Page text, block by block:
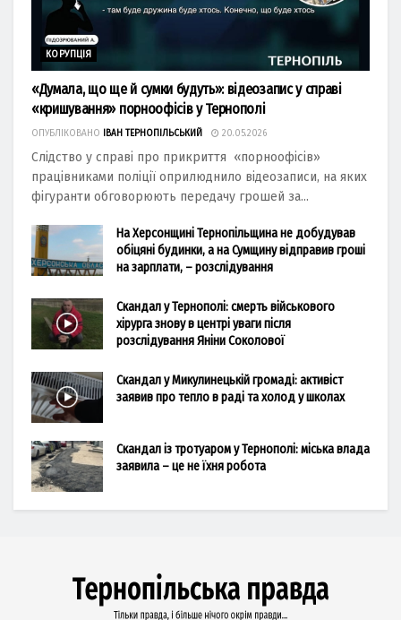
КОРУПЦІЯ
«Думала, що ще й сумки будуть»: відеозапис у справі
«кришування» порноофісів у Тернополі
ОПУБЛІКОВАНО ІВАН ТЕРНОПІЛЬСЬКИЙ 20.05.2026
Слідство у справі про прикриття «порноофісів»
працівниками поліції оприлюднило відеозаписи, на яких
фігуранти обговорюють передачу грошей за...
На Херсонщині Тернопільщина не добудував
обіцяні будинки, а на Сумщину відправив гроші
на зарплати, – розслідування
Скандал у Тернополі: смерть військового
хірурга знову в центрі уваги після
розслідування Яніни Соколової
Скандал у Микулинецькій громаді: активіст
заявив про тепло в раді та холод у школах
Скандал із тротуаром у Тернополі: міська влада
заявила – це не їхня робота